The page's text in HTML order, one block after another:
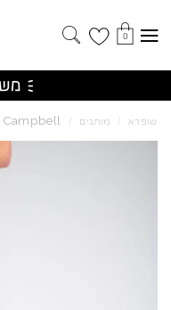
0
שופרא / מותגים /
Campbell